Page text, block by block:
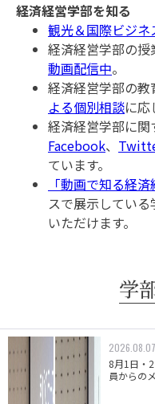
経済経営学部を知る
観光＆国際ビジネ
経済経営学部の
動画配信中。
経済経営学部の教
よる個別相談に応
経済経営学部に
Facebook、
ています。
「動画で知る経済
スで展示してい
いただけます。
学
2026.08.07
8月1日・
員からの